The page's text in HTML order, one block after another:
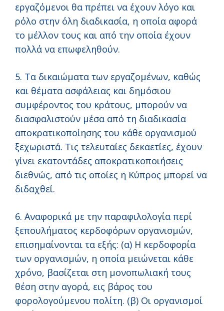
εργαζόμενοι θα πρέπει να έχουν λόγο και
ρόλο στην όλη διαδικασία, η οποία αφορά
το μέλλον τους και από την οποία έχουν
πολλά να επωφεληθούν.
5. Τα δικαιώματα των εργαζομένων, καθώς
και θέματα ασφάλειας και δημόσιου
συμφέροντος του κράτους, μπορούν να
διασφαλιστούν μέσα από τη διαδικασία
αποκρατικοποίησης του κάθε οργανισμού
ξεχωριστά. Τις τελευταίες δεκαετίες, έχουν
γίνει εκατοντάδες αποκρατικοποιήσεις
διεθνώς, από τις οποίες η Κύπρος μπορεί να
διδαχθεί.
6. Αναφορικά με την παραφιλολογία περί
ξεπουλήματος κερδοφόρων οργανισμών,
επισημαίνονται τα εξής: (α) Η κερδοφορία
των οργανισμών, η οποία μειώνεται κάθε
χρόνο, βασίζεται στη μονοπωλιακή τους
θέση στην αγορά, εις βάρος του
φορολογούμενου πολίτη. (β) Οι οργανισμοί